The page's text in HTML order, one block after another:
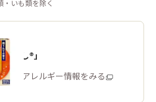
いも類を除く
んだし®」
品・アレルギー情報をみる